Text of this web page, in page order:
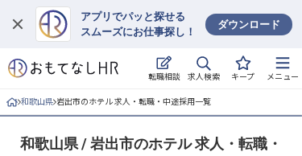
アプリでパッと探せる
スムーズにお仕事探し！
ダウンロード
転職相談 求人検索 キープ メニュー
ログイン
求人・施設を探す
和歌山県 岩出市のホテル 求人・転職・中途採用一覧
和歌山県 / 岩出市のホテル 求人・転職・